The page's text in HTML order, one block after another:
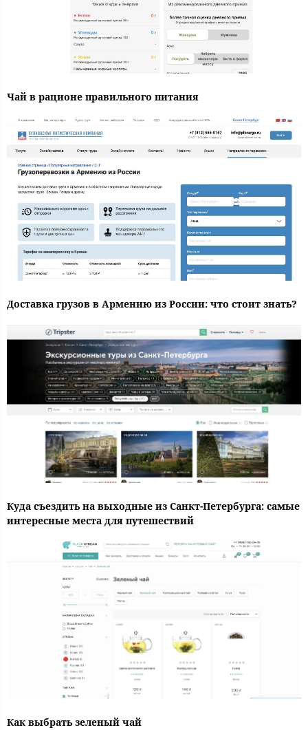
Чай в рационе правильного питания
Доставка грузов в Армению из России: что стоит знать?
Куда съездить на выходные из Санкт-Петербурга: самые
интересные места для путешествий
Как выбрать зеленый чай